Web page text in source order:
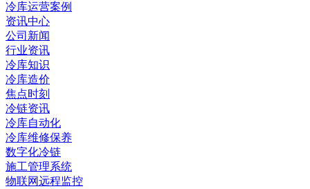
冷库运营案例
资讯中心
公司新闻
行业资讯
冷库知识
冷库造价
焦点时刻
冷链资讯
冷库自动化
冷库维修保养
数字化冷链
施工管理系统
物联网远程监控